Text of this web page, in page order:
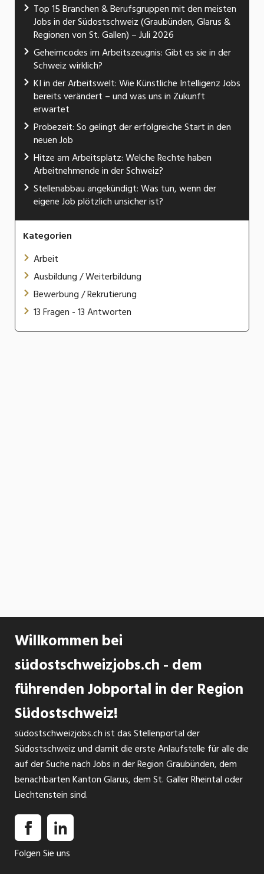
Top 15 Branchen & Berufsgruppen mit den meisten
Jobs in der Südostschweiz (Graubünden, Glarus &
Regionen von St. Gallen) – Juli 2026
Geheimcodes im Arbeitszeugnis: Gibt es sie in der
Schweiz wirklich?
KI in der Arbeitswelt: Wie Künstliche Intelligenz Jobs
bereits verändert – und was uns in Zukunft
erwartet
Probezeit: So gelingt der erfolgreiche Start in den
neuen Job
Hitze am Arbeitsplatz: Welche Rechte haben
Arbeitnehmende in der Schweiz?
Stellenabbau angekündigt: Was tun, wenn der
eigene Job plötzlich unsicher ist?
Kategorien
Arbeit
Ausbildung / Weiterbildung
Bewerbung / Rekrutierung
13 Fragen - 13 Antworten
Willkommen bei
südostschweizjobs.ch - dem
führenden Jobportal in der Region
Südostschweiz!
südostschweizjobs.ch ist das Stellenportal der
Südostschweiz und damit die erste Anlaufstelle für alle die
auf der Suche nach Jobs in der Region Graubünden, dem
benachbarten Kanton Glarus, dem St. Galler Rheintal oder
Liechtenstein sind.
Folgen Sie uns